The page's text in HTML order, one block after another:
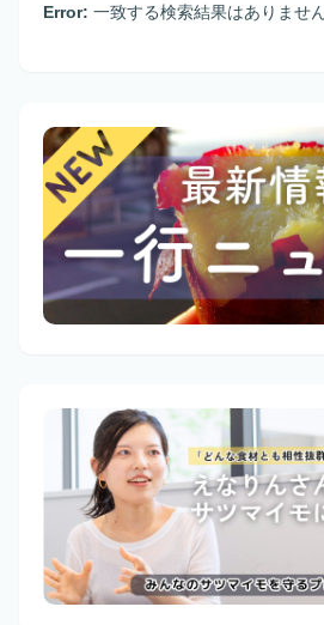
Error: 一致する検索結果はありませ